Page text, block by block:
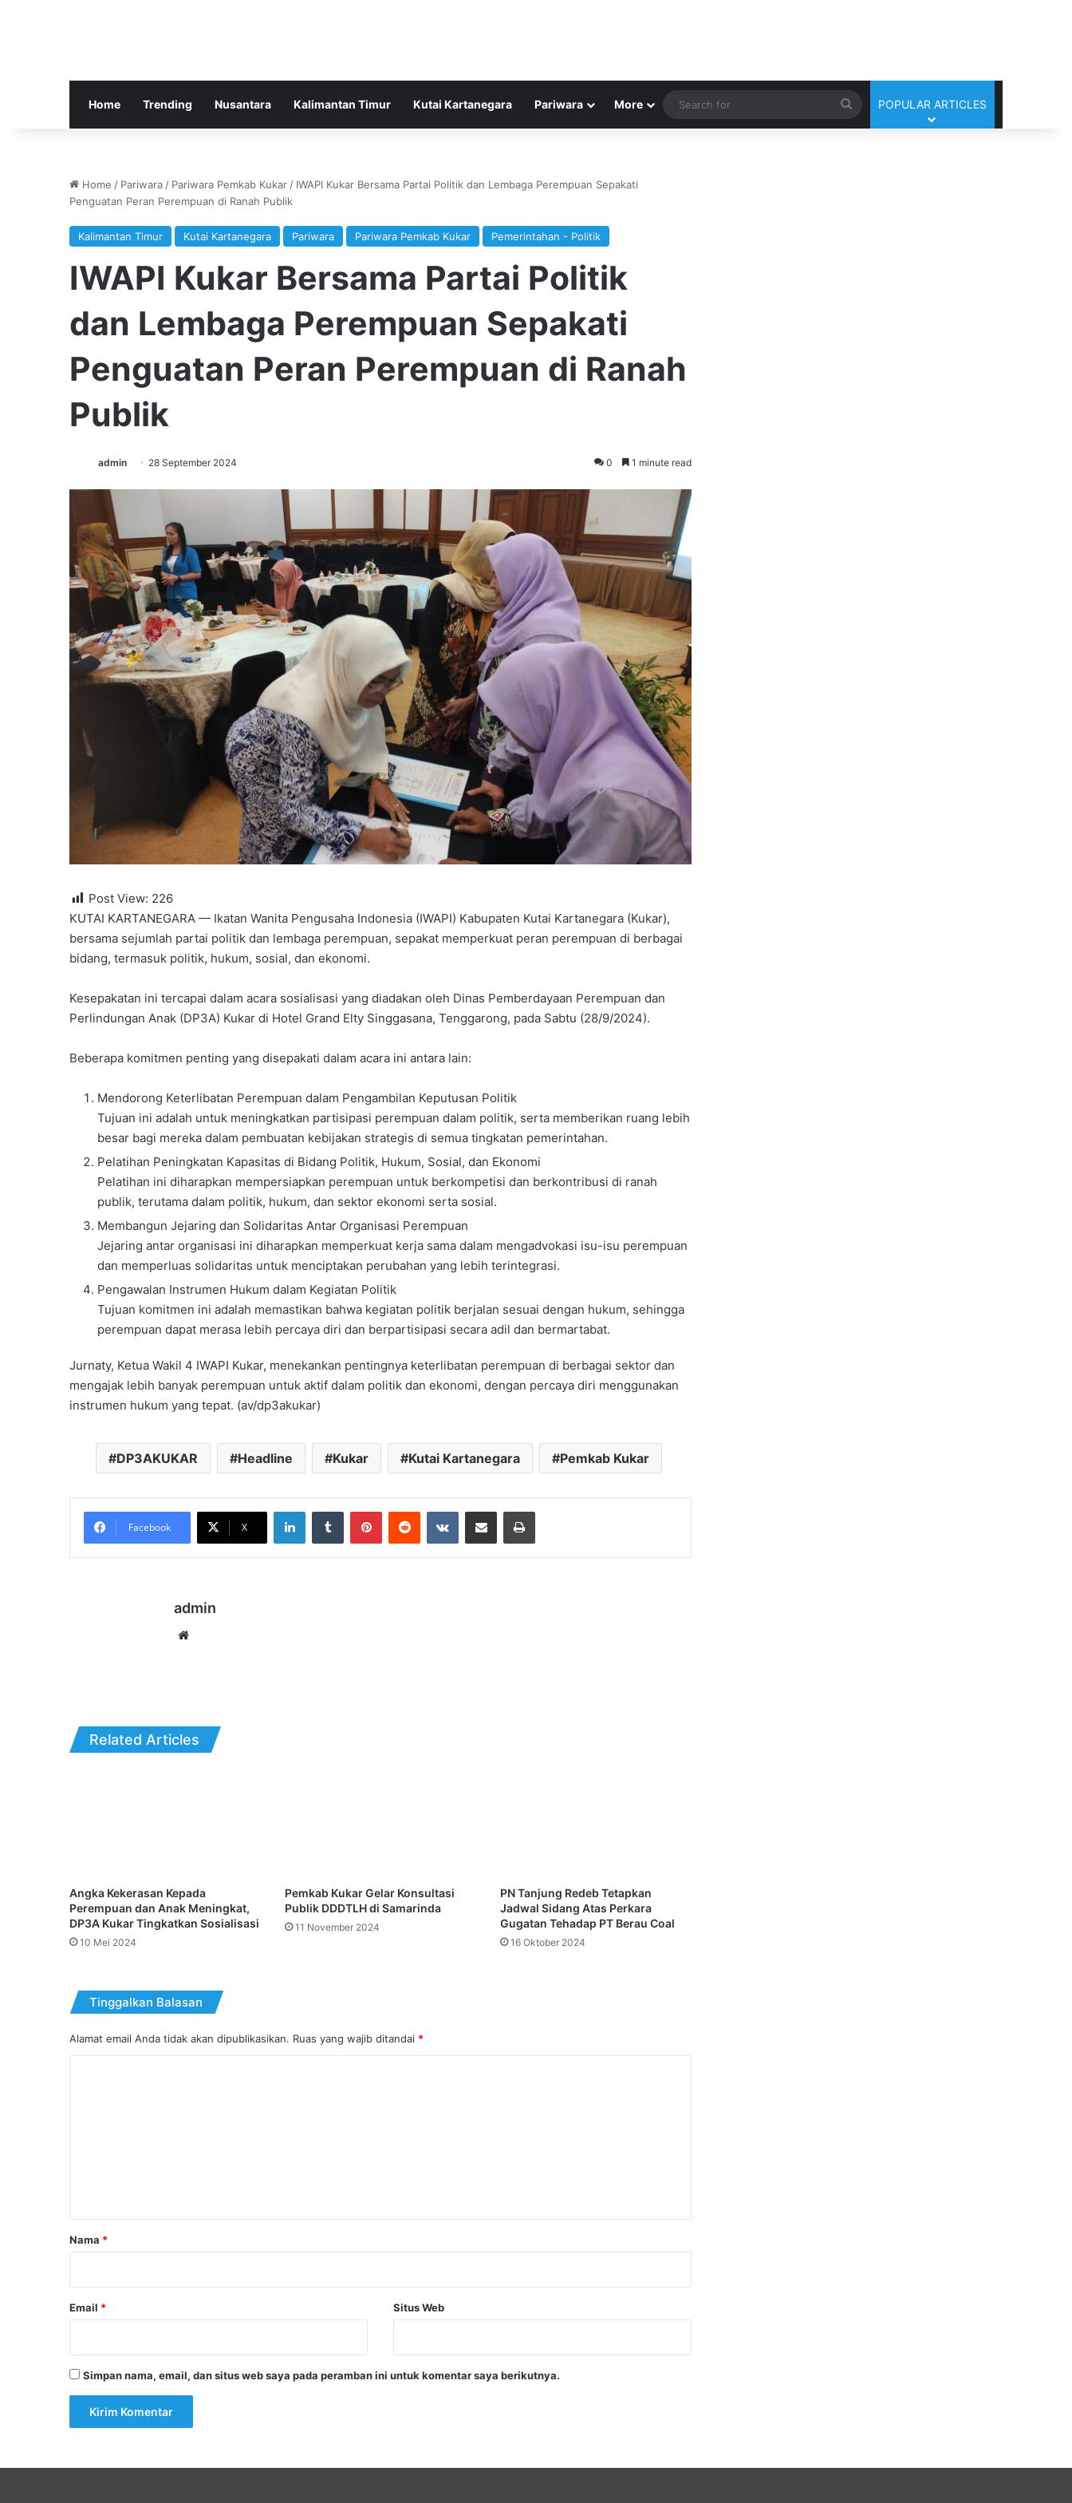
Home Trending Nusantara Kalimantan Timur Kutai Kartanegara Pariwara More
Search
for
POPULAR ARTICLES
Home / Pariwara / Pariwara Pemkab Kukar / IWAPI Kukar Bersama Partai Politik dan Lembaga Perempuan Sepakati
Penguatan Peran Perempuan di Ranah Publik
Kalimantan Timur Kutai Kartanegara Pariwara Pariwara Pemkab Kukar Pemerintahan - Politik
IWAPI Kukar Bersama Partai Politik
dan Lembaga Perempuan Sepakati
Penguatan Peran Perempuan di Ranah
Publik
admin 28 September 2024 0 1 minute read
Post View: 226
KUTAI KARTANEGARA — Ikatan Wanita Pengusaha Indonesia (IWAPI) Kabupaten Kutai Kartanegara (Kukar),
bersama sejumlah partai politik dan lembaga perempuan, sepakat memperkuat peran perempuan di berbagai
bidang, termasuk politik, hukum, sosial, dan ekonomi.
Kesepakatan ini tercapai dalam acara sosialisasi yang diadakan oleh Dinas Pemberdayaan Perempuan dan
Perlindungan Anak (DP3A) Kukar di Hotel Grand Elty Singgasana, Tenggarong, pada Sabtu (28/9/2024).
Beberapa komitmen penting yang disepakati dalam acara ini antara lain:
Mendorong Keterlibatan Perempuan dalam Pengambilan Keputusan Politik
Tujuan ini adalah untuk meningkatkan partisipasi perempuan dalam politik, serta memberikan ruang lebih
besar bagi mereka dalam pembuatan kebijakan strategis di semua tingkatan pemerintahan.
Pelatihan Peningkatan Kapasitas di Bidang Politik, Hukum, Sosial, dan Ekonomi
Pelatihan ini diharapkan mempersiapkan perempuan untuk berkompetisi dan berkontribusi di ranah
publik, terutama dalam politik, hukum, dan sektor ekonomi serta sosial.
Membangun Jejaring dan Solidaritas Antar Organisasi Perempuan
Jejaring antar organisasi ini diharapkan memperkuat kerja sama dalam mengadvokasi isu-isu perempuan
dan memperluas solidaritas untuk menciptakan perubahan yang lebih terintegrasi.
Pengawalan Instrumen Hukum dalam Kegiatan Politik
Tujuan komitmen ini adalah memastikan bahwa kegiatan politik berjalan sesuai dengan hukum, sehingga
perempuan dapat merasa lebih percaya diri dan berpartisipasi secara adil dan bermartabat.
Jurnaty, Ketua Wakil 4 IWAPI Kukar, menekankan pentingnya keterlibatan perempuan di berbagai sektor dan
mengajak lebih banyak perempuan untuk aktif dalam politik dan ekonomi, dengan percaya diri menggunakan
instrumen hukum yang tepat. (av/dp3akukar)
DP3AKUKAR Headline Kukar Kutai Kartanegara Pemkab Kukar
Facebook X
LinkedInTumblr PinterestReddit VKontakteShare via Email Print
admin
Related Articles
Angka Kekerasan Kepada
Perempuan dan Anak Meningkat,
DP3A Kukar Tingkatkan Sosialisasi
10 Mei 2024
Pemkab Kukar Gelar Konsultasi
Publik DDDTLH di Samarinda
11 November 2024
PN Tanjung Redeb Tetapkan
Jadwal Sidang Atas Perkara
Gugatan Tehadap PT Berau Coal
16 Oktober 2024
Tinggalkan Balasan
Alamat email Anda tidak akan dipublikasikan. Ruas yang wajib ditandai *
rNama *
Email * Situs Web
Simpan nama, email, dan situs web saya pada peramban ini untuk komentar saya berikutnya.